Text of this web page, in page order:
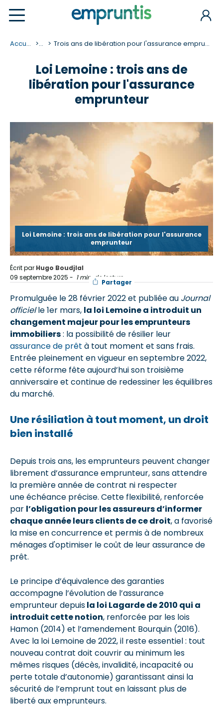
Accueil ... Trois ans de libération pour l'assurance emprunteur
Loi Lemoine : trois ans de
libération pour l'assurance
emprunteur
Loi Lemoine : trois ans de libération pour l'assurance
emprunteur
Écrit par Hugo Boudjlal
09 septembre 2025 - 1 min. de lecture
Partager
Promulguée le 28 février 2022 et publiée au Journal
officielle 1er mars, la loi Lemoine a introduit un
changement majeur pour les emprunteurs
immobiliers: la possibilité de résilier leur
assurance de prêt à tout moment et sans frais.
Entrée pleinement en vigueur en septembre 2022,
cette réforme fête aujourd’hui son troisième
anniversaire et continue de redessiner les équilibres
du marché.
Une résiliation à tout moment, un droit
bien installé
Depuis trois ans, les emprunteurs peuvent changer
librement d’assurance emprunteur, sans attendre
la première année de contrat ni respecter
une échéance précise. Cette flexibilité, renforcée
par l’obligation pour les assureurs d’informer
chaque année leurs clients de ce droit, a favorisé
la mise en concurrence et permis à de nombreux
ménages d'optimiser le coût de leur assurance de
prêt.
Le principe d’équivalence des garanties
accompagne l’évolution de l’assurance
emprunteur depuisla loi Lagarde de 2010 qui a
introduit cette notion, renforcée par les lois
Hamon (2014) et l’amendement Bourquin (2016).
Avec la loi Lemoine de 2022, il reste essentiel : tout
nouveau contrat doit couvrir au minimum les
mêmes risques (décès, invalidité, incapacité ou
perte totale d’autonomie) garantissant ainsi la
sécurité de l’emprunt tout en laissant plus de
liberté aux emprunteurs.